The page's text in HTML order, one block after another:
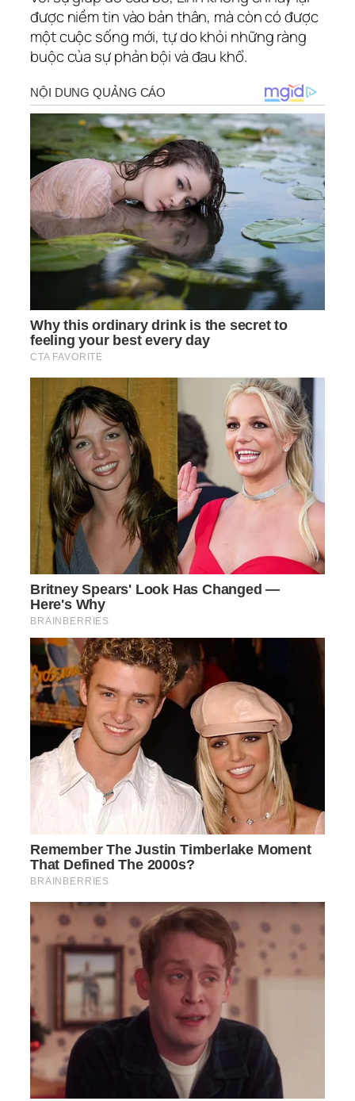
được niềm tin vào bản thân, mà còn có được
một cuộc sống mới, tự do khỏi những ràng
buộc của sự phản bội và đau khổ.